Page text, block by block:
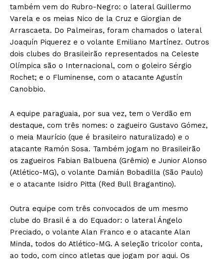
também vem do Rubro-Negro: o lateral Guillermo
Varela e os meias Nico de la Cruz e Giorgian de
Arrascaeta. Do Palmeiras, foram chamados o lateral
Joaquín Piquerez e o volante Emiliano Martínez. Outros
dois clubes do Brasileirão representados na Celeste
Olímpica são o Internacional, com o goleiro Sérgio
Rochet; e o Fluminense, com o atacante Agustín
Canobbio.
A equipe paraguaia, por sua vez, tem o Verdão em
destaque, com três nomes: o zagueiro Gustavo Gómez,
o meia Maurício (que é brasileiro naturalizado) e o
atacante Ramón Sosa. Também jogam no Brasileirão
os zagueiros Fabian Balbuena (Grêmio) e Junior Alonso
(Atlético-MG), o volante Damián Bobadilla (São Paulo)
e o atacante Isidro Pitta (Red Bull Bragantino).
Outra equipe com três convocados de um mesmo
clube do Brasil é a do Equador: o lateral Ángelo
Preciado, o volante Alan Franco e o atacante Alan
Minda, todos do Atlético-MG. A seleção tricolor conta,
ao todo, com cinco atletas que jogam por aqui. Os